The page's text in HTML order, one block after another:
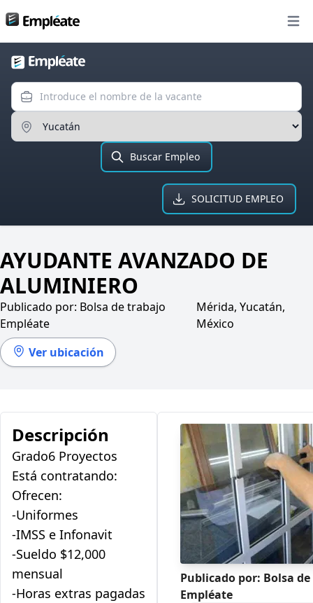
Bolsa de trabajo
Introduce el nombre de la
Ingresa el Estado
Buscar Empleo
SOLICITUD EMPLEO
AYUDANTE AVANZADO DE
ALUMINIERO
Publicado por: Bolsa de trabajo
Empléate
Mérida, Yucatán,
México
Ver ubicación
Descripción
Grado6 Proyectos
Está contratando:
Ofrecen:
-Uniformes
-IMSS e Infonavit
-Sueldo $12,000
mensual
-Horas extras pagadas
Publicado por: Bolsa
Empléate